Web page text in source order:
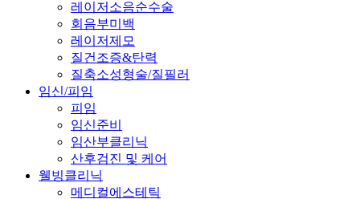
레이저소음순수술
회음부미백
레이저제모
질건조증&탄력
질축소성형술/질필러
임신/피임
피임
임신준비
임산부클리닉
산후검진 및 케어
웰빙클리닉
메디컬에스테틱